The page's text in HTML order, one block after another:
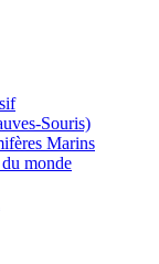
Souris)
Marins
monde